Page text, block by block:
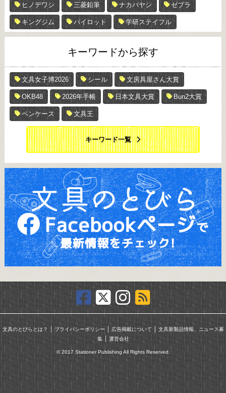
ヒノデワシ 三菱鉛筆 ナカバヤシ ゼブラ
キングジム パイロット 学研ステイフル
キーワードから探す
文具女子博2026 シール 文房具屋さん大賞
OKB48 2026年手帳 日本文具大賞 Bun2大賞
ペンケース 文具王
キーワード一覧
文具のとびらとは？ ｜ プライバシーポリシー｜ 広告掲載について ｜ 文具新製品情報、ニュース募
集｜ 運営会社
© 2017 Stationer Publishing All Rights Reserved.